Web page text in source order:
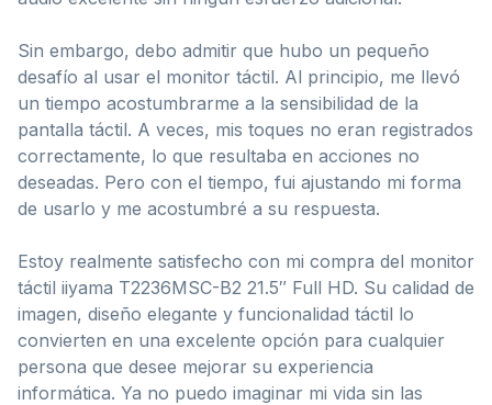
Sin embargo, debo admitir que hubo un pequeño
desafío al usar el monitor táctil. Al principio, me llevó
un tiempo acostumbrarme a la sensibilidad de la
pantalla táctil. A veces, mis toques no eran registrados
correctamente, lo que resultaba en acciones no
deseadas. Pero con el tiempo, fui ajustando mi forma
de usarlo y me acostumbré a su respuesta.
Estoy realmente satisfecho con mi compra del monitor
táctil iiyama T2236MSC-B2 21.5″ Full HD. Su calidad de
imagen, diseño elegante y funcionalidad táctil lo
convierten en una excelente opción para cualquier
persona que desee mejorar su experiencia
informática. Ya no puedo imaginar mi vida sin las